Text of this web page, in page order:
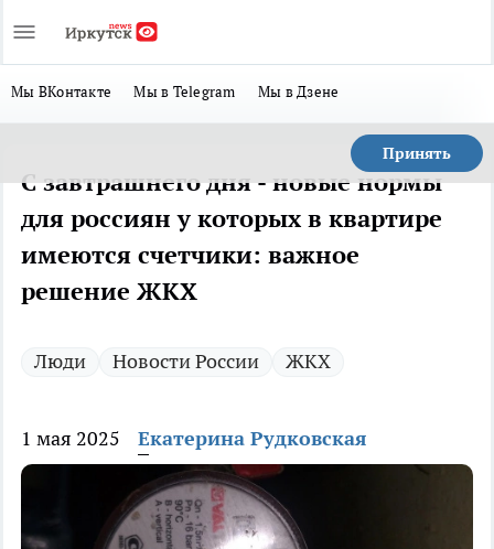
Мы ВКонтакте Мы в Telegram Мы в Дзене
Принять
С завтрашнего дня - новые нормы
для россиян у которых в квартире
имеются счетчики: важное
решение ЖКХ
Люди Новости России ЖКХ
1 мая 2025 Екатерина Рудковская